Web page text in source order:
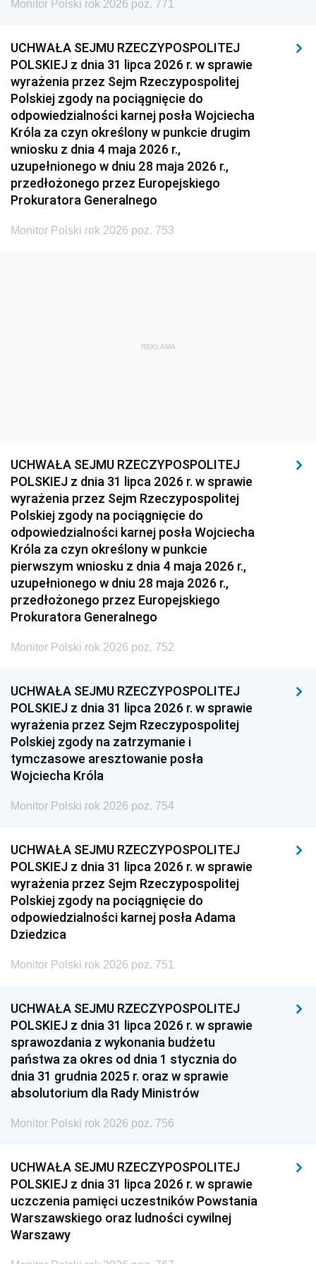
1951 1950
1939 1938 1937
1936 1930
Monitor Polski rok 2026 poz. 771
UCHWAŁA SEJMU RZECZYPOSPOLITEJ
POLSKIEJ z dnia 31 lipca 2026 r. w sprawie
wyrażenia przez Sejm Rzeczypospolitej
Polskiej zgody na pociągnięcie do
odpowiedzialności karnej posła Wojciecha
Króla za czyn określony w punkcie drugim
wniosku z dnia 4 maja 2026 r.,
uzupełnionego w dniu 28 maja 2026 r.,
przedłożonego przez Europejskiego
Prokuratora Generalnego
Monitor Polski rok 2026 poz. 753
REKLAMA
UCHWAŁA SEJMU RZECZYPOSPOLITEJ
POLSKIEJ z dnia 31 lipca 2026 r. w sprawie
wyrażenia przez Sejm Rzeczypospolitej
Polskiej zgody na pociągnięcie do
odpowiedzialności karnej posła Wojciecha
Króla za czyn określony w punkcie
pierwszym wniosku z dnia 4 maja 2026 r.,
uzupełnionego w dniu 28 maja 2026 r.,
przedłożonego przez Europejskiego
Prokuratora Generalnego
Monitor Polski rok 2026 poz. 752
UCHWAŁA SEJMU RZECZYPOSPOLITEJ
POLSKIEJ z dnia 31 lipca 2026 r. w sprawie
wyrażenia przez Sejm Rzeczypospolitej
Polskiej zgody na zatrzymanie i
tymczasowe aresztowanie posła
Wojciecha Króla
Monitor Polski rok 2026 poz. 754
UCHWAŁA SEJMU RZECZYPOSPOLITEJ
POLSKIEJ z dnia 31 lipca 2026 r. w sprawie
wyrażenia przez Sejm Rzeczypospolitej
Polskiej zgody na pociągnięcie do
odpowiedzialności karnej posła Adama
Dziedzica
Monitor Polski rok 2026 poz. 751
UCHWAŁA SEJMU RZECZYPOSPOLITEJ
POLSKIEJ z dnia 31 lipca 2026 r. w sprawie
sprawozdania z wykonania budżetu
państwa za okres od dnia 1 stycznia do
dnia 31 grudnia 2025 r. oraz w sprawie
absolutorium dla Rady Ministrów
Monitor Polski rok 2026 poz. 756
UCHWAŁA SEJMU RZECZYPOSPOLITEJ
POLSKIEJ z dnia 31 lipca 2026 r. w sprawie
uczczenia pamięci uczestników Powstania
Warszawskiego oraz ludności cywilnej
Warszawy